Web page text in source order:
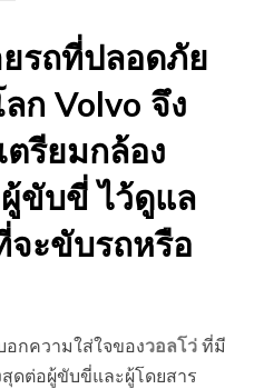
รถที่ปลอดภัย
ก Volvo จึง
ตรียมกล้อง
ขับขี่ ไว้ดูแล
ะขับรถหรือ
อกความใส่ใจของวอลโว่ ที่มี
ดต่อผู้ขับขี่และผู้โดยสาร